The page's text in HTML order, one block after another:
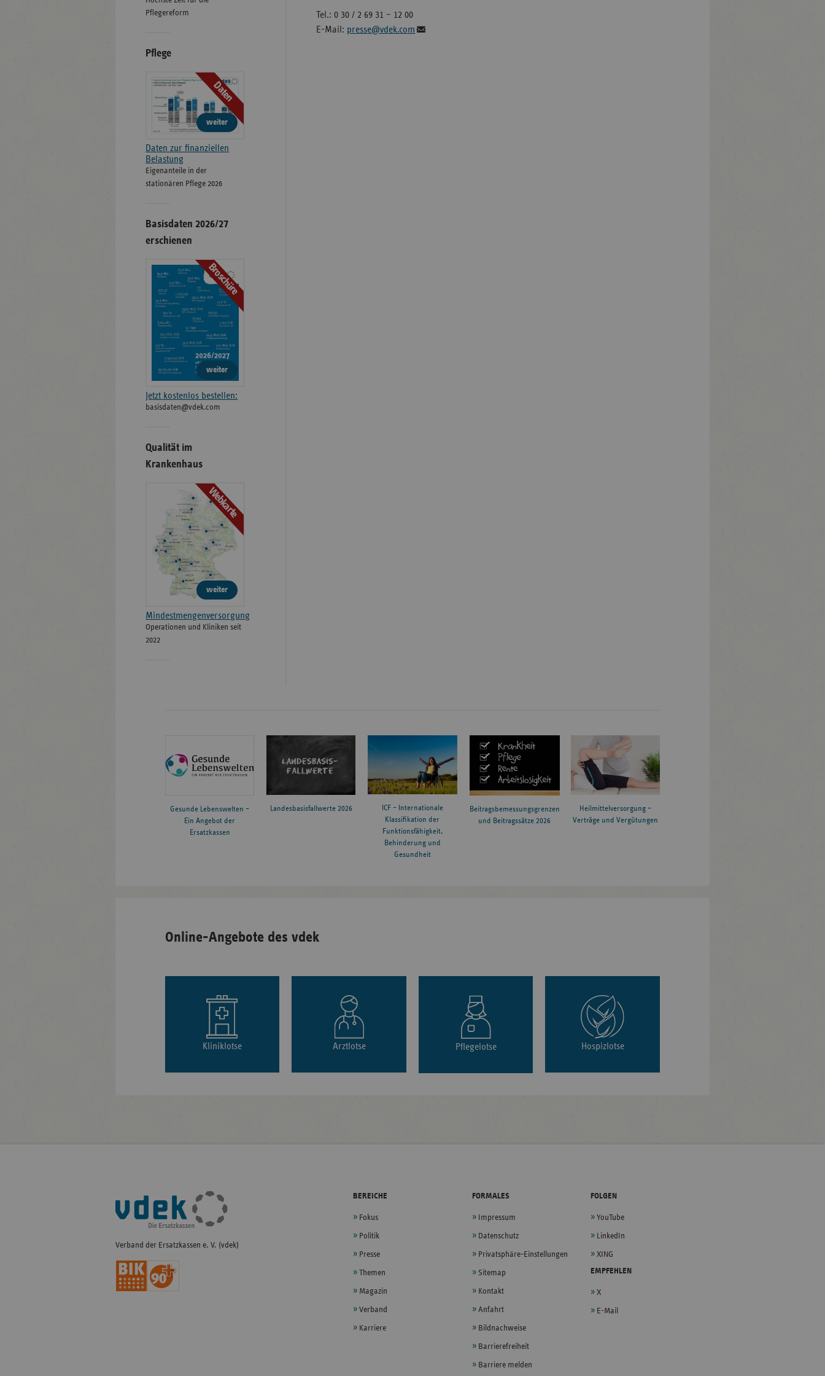
Tel.: 0 30 / 2 69 31 – 12 00
E-Mail: presse@vdek.com
Pflegereform
Pflege
Daten
weiter
Daten zur finanziellen
Belastung
Eigenanteile in der
stationären Pflege 2026
Basisdaten 2026/27
erschienen
Broschüre
weiter
Jetzt kostenlos bestellen:
basisdaten@vdek.com
Qualität im
Krankenhaus
Webkarte
weiter
Mindestmengenversorgung
Operationen und Kliniken seit
2022
Gesunde Lebenswelten –
Ein Angebot der
Ersatzkassen
Landesbasisfallwerte 2026
ICF – Internationale
Klassifikation der
Funktionsfähigkeit,
Behinderung und
Gesundheit
Beitragsbemessungsgrenzen
und Beitragssätze 2026
Heilmittelversorgung –
Verträge und Vergütungen
Online-Angebote des vdek
Kliniklotse Arztlotse Pflegelotse Hospizlotse
Fußleisten-
Navigation
Verband der Ersatzkassen e. V. (vdek)
BEREICHE
Fokus
Politik
Presse
Themen
Magazin
Verband
Karriere
FORMALES
Impressum
Datenschutz
Privatsphäre-Einstellungen
Sitemap
Kontakt
Anfahrt
Bildnachweise
Barrierefreiheit
Barriere melden
FOLGEN
YouTube
LinkedIn
XING
EMPFEHLEN
X
E-Mail